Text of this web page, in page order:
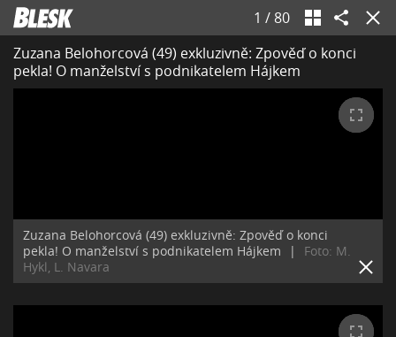
1 / 80
Zuzana Belohorcová (49) exkluzivně: Zpověď o konci
pekla! O manželství s podnikatelem Hájkem
Zuzana Belohorcová (49) exkluzivně: Zpověď o konci
pekla! O manželství s podnikatelem Hájkem
|
Foto: M.
Hykl, L. Navara